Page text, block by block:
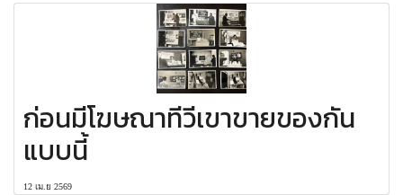
ก่อนมีโฆษณาทีวีเขาขายของกัน
แบบนี้
12 เม.ย 2569